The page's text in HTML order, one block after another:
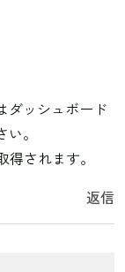
ダッシュボード
。
得されます。
返信